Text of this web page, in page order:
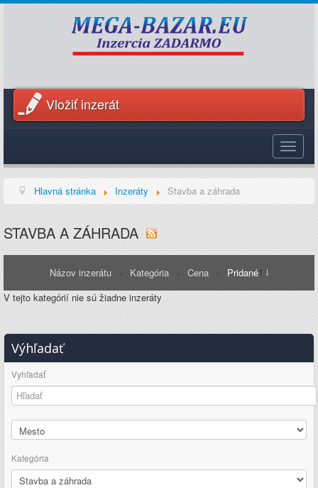
Vložiť inzerát
Toggle
Hlavná stránka Inzeráty Stavba a záhrada
STAVBA A ZÁHRADA
Názov inzerátu Kategória Cena
Pridané
V tejto kategórií nie sú žiadne inzeráty
Výhľadať
Vyhľadať
Kategória